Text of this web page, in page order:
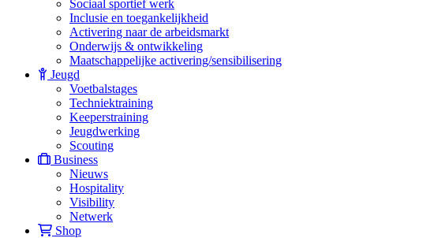
Sociaal sportief werk
Inclusie en toegankelijkheid
Activering naar de arbeidsmarkt
Onderwijs & ontwikkeling
Maatschappelijke activering/sensibilisering
Jeugd
Voetbalstages
Techniektraining
Keeperstraining
Jeugdwerking
Scouting
Business
Nieuws
Hospitality
Visibility
Netwerk
Shop